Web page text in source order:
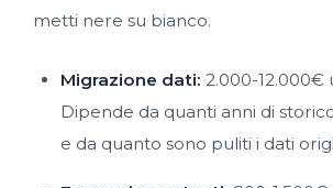
metti nere su bianco.
Migrazione dati: 2.000-12.000€
Dipende da quanti anni di
e da quanto sono puliti i dati